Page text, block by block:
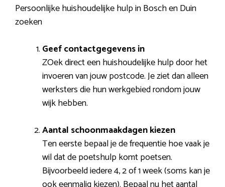
Persoonlijke huishoudelijke hulp in Bosch en Duin
zoeken
Geef contactgegevens in
ZOek direct een huishoudelijke hulp door het
invoeren van jouw postcode. Je ziet dan alleen
werksters die hun werkgebied rondom jouw
wijk hebben.
Aantal schoonmaakdagen kiezen
Ten eerste bepaal je de frequentie hoe vaak je
wil dat de poetshulp komt poetsen.
Bijvoorbeeld iedere 4, 2 of 1 week (soms kan je